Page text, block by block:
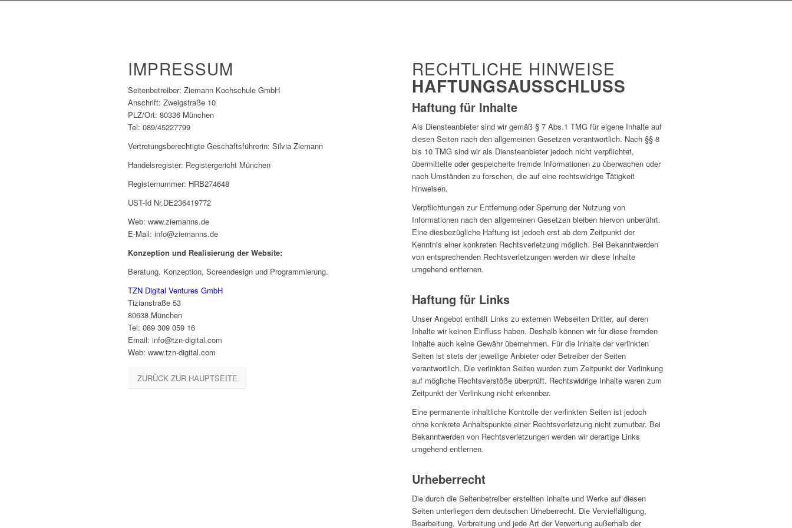
IMPRESSUM
Seitenbetreiber: Ziemann Kochschule GmbH
Anschrift: Zweigstraße 10
PLZ/Ort: 80336 München
Tel: 089/45227799
Vertretungsberechtigte Geschäftsführerin: Silvia Ziemann
Handelsregister: Registergericht München
Registernummer: HRB274648
UST-Id Nr.DE236419772
Web: www.ziemanns.de
E-Mail: info@ziemanns.de
Konzeption und Realisierung der Website:
Beratung, Konzeption, Screendesign und Programmierung.
TZN Digital Ventures GmbH
Tizianstraße 53
80638 München
Tel: 089 309 059 16
Email: info@tzn-digital.com
Web: www.tzn-digital.com
ZURÜCK ZUR HAUPTSEITE
RECHTLICHE HINWEISE
HAFTUNGSAUSSCHLUSS
Haftung für Inhalte
Als Diensteanbieter sind wir gemäß § 7 Abs.1 TMG für eigene Inhalte auf
diesen Seiten nach den allgemeinen Gesetzen verantwortlich. Nach §§ 8
bis 10 TMG sind wir als Diensteanbieter jedoch nicht verpflichtet,
übermittelte oder gespeicherte fremde Informationen zu überwachen oder
nach Umständen zu forschen, die auf eine rechtswidrige Tätigkeit
hinweisen.
Verpflichtungen zur Entfernung oder Sperrung der Nutzung von
Informationen nach den allgemeinen Gesetzen bleiben hiervon unberührt.
Eine diesbezügliche Haftung ist jedoch erst ab dem Zeitpunkt der
Kenntnis einer konkreten Rechtsverletzung möglich. Bei Bekanntwerden
von entsprechenden Rechtsverletzungen werden wir diese Inhalte
umgehend entfernen.
Haftung für Links
Unser Angebot enthält Links zu externen Webseiten Dritter, auf deren
Inhalte wir keinen Einfluss haben. Deshalb können wir für diese fremden
Inhalte auch keine Gewähr übernehmen. Für die Inhalte der verlinkten
Seiten ist stets der jeweilige Anbieter oder Betreiber der Seiten
verantwortlich. Die verlinkten Seiten wurden zum Zeitpunkt der Verlinkung
auf mögliche Rechtsverstöße überprüft. Rechtswidrige Inhalte waren zum
Zeitpunkt der Verlinkung nicht erkennbar.
Eine permanente inhaltliche Kontrolle der verlinkten Seiten ist jedoch
ohne konkrete Anhaltspunkte einer Rechtsverletzung nicht zumutbar. Bei
Bekanntwerden von Rechtsverletzungen werden wir derartige Links
umgehend entfernen.
Urheberrecht
Die durch die Seitenbetreiber erstellten Inhalte und Werke auf diesen
Seiten unterliegen dem deutschen Urheberrecht. Die Vervielfältigung,
Bearbeitung, Verbreitung und jede Art der Verwertung außerhalb der